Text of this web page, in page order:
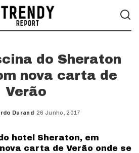
do Sheraton
nova carta de
Verão
Durand 26 Junho, 2017
hotel Sheraton, em
carta de Verão onde se